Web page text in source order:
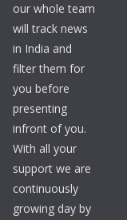
our whole team
will track news
in India and
filter them for
you before
presenting
infront of you.
With all your
support we are
continuously
growing day by